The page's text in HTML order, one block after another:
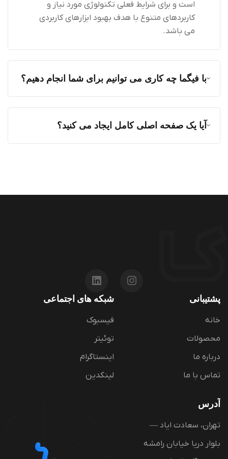
است و برای شرایط فعلی تکنولوژی مورد نیاز و
کاربردهای متنوع با هدف بهبود ابزارهای کاربردی
می باشد.
با فیگما چه کاری می توانیم برای شما انجام دهیم؟
آیا یک صفحه اصلی کامل ایجاد می کنید؟
پشتیبانی
خانه
محصولات
درباره ما
تماس با ما
شبکه های اجتماعی
فیسبوک
توئیتر
اینستاگرام
لینکدین
آدرس
تهران، سعادت ایاد —
بلوار دریا خیابان رامشه